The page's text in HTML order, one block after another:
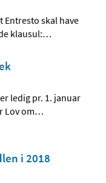
skal have
klausul:…
ledig pr. 1. januar
Lov om…
i 2018